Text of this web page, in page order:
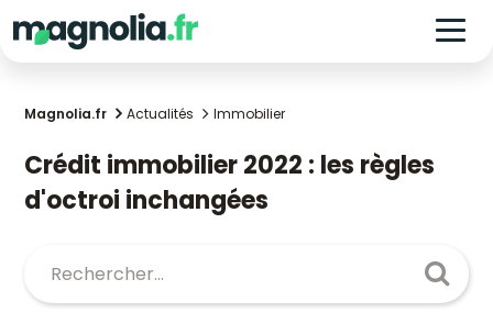
Magnolia.fr Actualités Immobilier
Crédit immobilier 2022 : les règles
d'octroi inchangées